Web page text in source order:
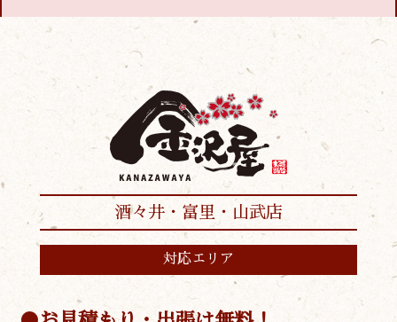
酒々井・富里・山武店
対応エリア